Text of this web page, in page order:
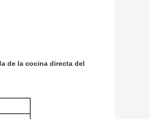
de la cocina directa del